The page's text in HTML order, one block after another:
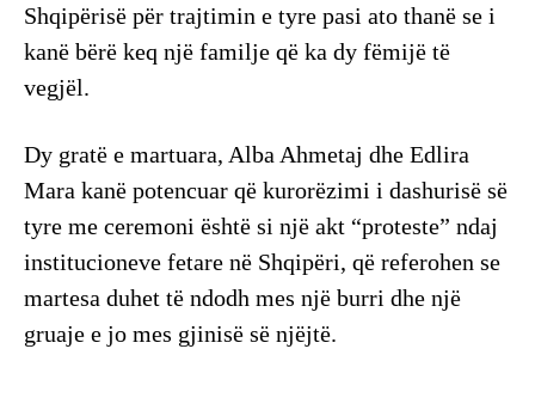
Shqipërisë për trajtimin e tyre pasi ato thanë se i
kanë bërë keq një familje që ka dy fëmijë të
vegjël.
Dy gratë e martuara, Alba Ahmetaj dhe Edlira
Mara kanë potencuar që kurorëzimi i dashurisë së
tyre me ceremoni është si një akt “proteste” ndaj
institucioneve fetare në Shqipëri, që referohen se
martesa duhet të ndodh mes një burri dhe një
gruaje e jo mes gjinisë së njëjtë.